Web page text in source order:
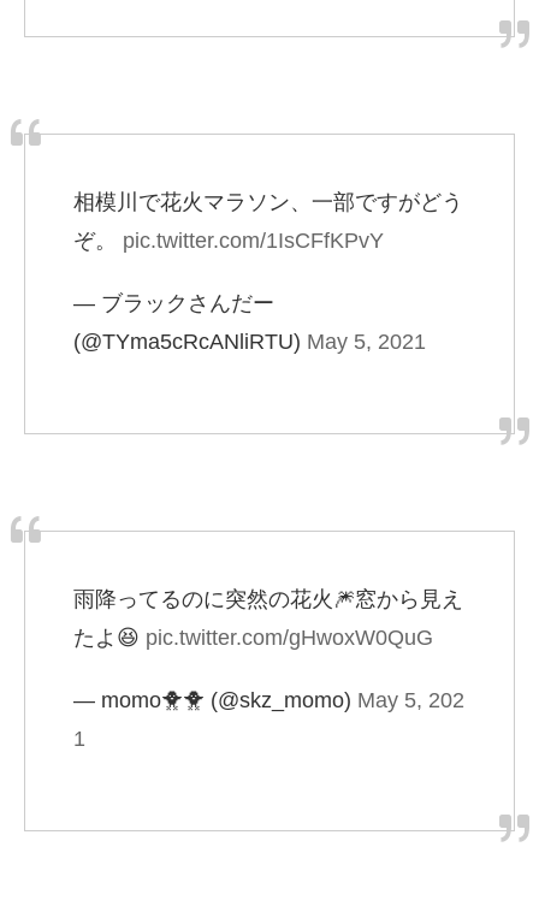
相模川で花火マラソン、一部ですがどう
ぞ。 pic.twitter.com/1IsCFfKPvY
— ブラックさんだー
(@TYma5cRcANliRTU) May 5, 2021
雨降ってるのに突然の花火🎆窓から見え
たよ😆 pic.twitter.com/gHwoxW0QuG
— momo🐥🐥 (@skz_momo) May 5, 202
1